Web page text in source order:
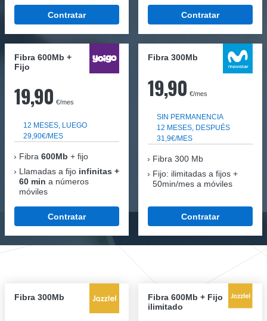
Contratar Contratar
Fibra 600Mb +
Fijo
19,90 €/mes
12 MESES, LUEGO
29,90€/MES
Fibra 600Mb + fijo
Llamadas a fijo infinitas +
60 min a números
móviles
Contratar
Fibra 300Mb
19,90 €/mes
SIN PERMANENCIA
12 MESES, DESPUÉS
31,9€/MES
Fibra 300 Mb
Fijo: ilimitadas a fijos +
50min/mes a móviles
Contratar
Fibra 300Mb
Fibra 600Mb + Fijo
ilimitado